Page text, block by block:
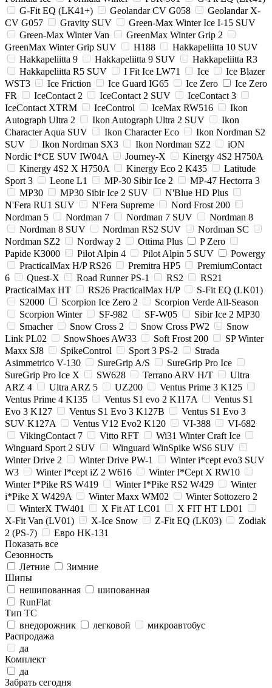
G-Fit EQ (LK41+)
Geolandar CV G058
Geolandar X-
CV G057
Gravity SUV
Green-Max Winter Ice I-15 SUV
Green-Max Winter Van
GreenMax Winter Grip 2
GreenMax Winter Grip SUV
H188
Hakkapeliitta 10 SUV
Hakkapeliitta 9
Hakkapeliitta 9 SUV
Hakkapeliitta R3
Hakkapeliitta R5 SUV
I Fit Ice LW71 Ice
Ice Blazer
WST3
Ice Friction Ice Guard IG65 Ice Zero
Ice Zero
FR
IceContact 2 IceContact 2 SUV
IceContact 3
IceContact XTRM
IceControl IceMax RW516
Ikon
Autograph Ultra 2
Ikon Autograph Ultra 2 SUV
Ikon
Character Aqua SUV
Ikon Character Eco
Ikon Nordman S2
SUV
Ikon Nordman SX3 Ikon Nordman SZ2
iON
Nordic I*CE SUV IW04A
Journey-X
Kinergy 4S2 H750A
Kinergy 4S2 X H750A
Kinergy Eco 2 K435
Latitude
Sport 3
Leone L1 MP-30 Sibir Ice 2
MP-47 Hectorra 3
MP30
MP30 Sibir Ice 2 SUV
N'Blue HD Plus
N'Fera RU1 SUV
N'Fera Supreme
Nord Frost 200
Nordman 5
Nordman 7 Nordman 7 SUV
Nordman 8
Nordman 8 SUV
Nordman RS2 SUV
Nordman SC
Nordman SZ2
Nordway 2 Ottima Plus
P Zero
Papide K3000
Pilot Alpin 4 Pilot Alpin 5 SUV
Powergy
PracticalMax H/P RS26
Premitra HP5
PremiumContact
6
Quest-X Road Runner PS-1 RS2
RS21
PracticalMax HT
RS26 PracticalMax H/P
S-Fit EQ (LK01)
S2000
Scorpion Ice Zero 2
Scorpion Verde All-Season
Scorpion Winter
SF-982 SF-W05
Sibir Ice 2 MP30
Smacher
Snow Cross 2 Snow Cross PW2
Snow
Link PL02
SnowShoes AW33 Soft Frost 200
SP Winter
Maxx SJ8
SpikeControl Sport 3 PS-2
Strada
Asimmetrico V-130
SureGrip A/S
SureGrip Pro Ice
SureGrip Pro Ice X
SW628 Terrano ARV H/T
Ultra
ARZ 4
Ultra ARZ 5 UZ200
Ventus Prime 3 K125
Ventus Prime 4 K135
Ventus S1 evo 2 K117A
Ventus S1
Evo 3 K127
Ventus S1 Evo 3 K127B
Ventus S1 Evo 3
SUV K127A
Ventus V12 Evo2 K120 VI-388
VI-682
VikingContact 7
Vitto RFT
Wi31 Winter Craft Ice
Winguard Sport 2 SUV
Winguard WinSpike WS6 SUV
Winter Drive 2
Winter Drive PW-1
Winter i*cept evo3 SUV
W3
Winter I*cept iZ 2 W616
Winter I*Cept X RW10
Winter I*Pike RS W419
Winter I*Pike RS2 W429
Winter
i*Pike X W429A
Winter Maxx WM02
Winter Sottozero 2
WinterX TW401
X Fit AT LC01
X FIT HT LD01
X-Fit Van (LV01)
X-Ice Snow Z-Fit EQ (LK03)
Zodiak
2 (PS-7)
Евро НК-131
Показать все
Сезонность
Летние
Зимние
Шипы
нешипованная
шипованная
RunFlat
Тип ТС
внедорожник
легковой
микроавтобус
Распродажа
да
Комплект
да
Забрать сегодня